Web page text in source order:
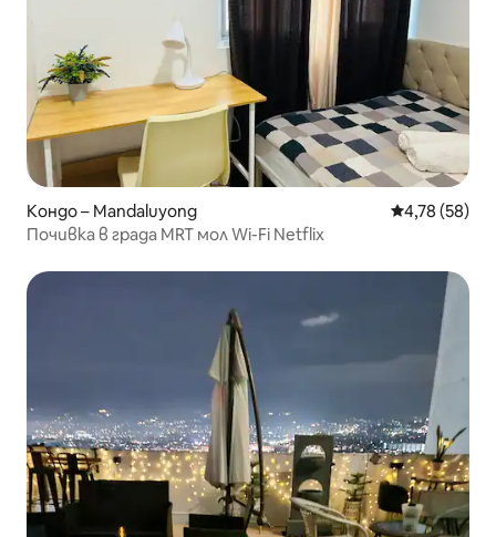
Кондо – Mandaluyong Средна
4,78 (58)
Почивка в града MRT мол Wi-Fi Netflix